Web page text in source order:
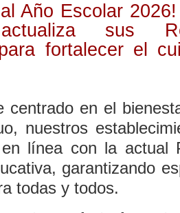
Año Escolar
sus
fortalecer el
centrado en el
nuestros
línea con la actual
garantizando
todas y todos.